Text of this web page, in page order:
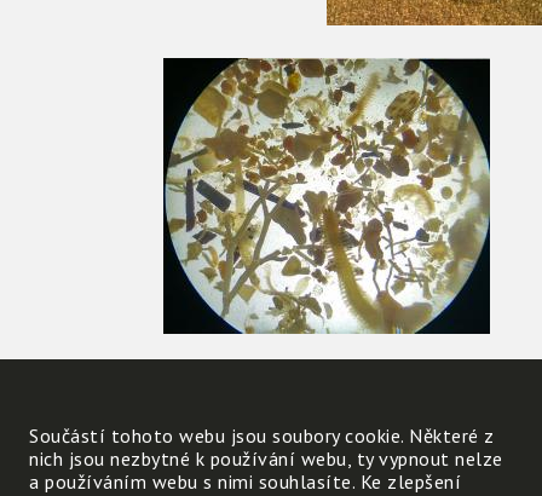
planktonu
Součástí tohoto webu jsou soubory cookie. Některé z
nich jsou nezbytné k používání webu, ty vypnout nelze
a používáním webu s nimi souhlasíte. Ke zlepšení